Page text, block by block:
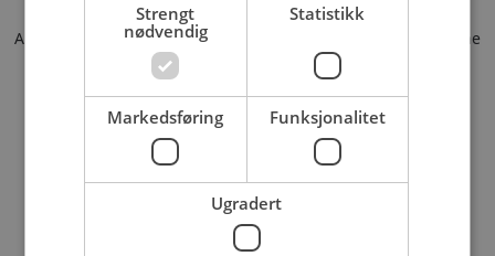
Application error: a client-side exception has occurred (see the
browser console for more information).
Strengt
nødvendig
Statistikk
Markedsføring Funksjonalitet
Ugradert